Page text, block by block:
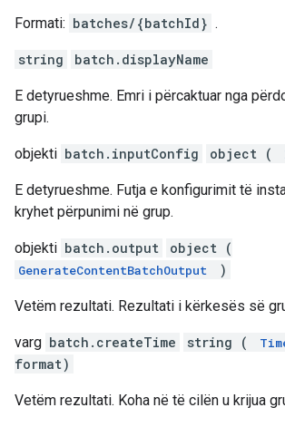
Formati: batches/{batchId} .
string batch.displayName
E detyrueshme. Emri i përcaktuar nga
grupi.
objekti batch.inputConfig object (
E detyrueshme. Futja e konfigurimit të
kryhet përpunimi në grup.
objekti batch.output object (
GenerateContentBatchOutput )
Vetëm rezultati. Rezultati i kërkesës së
varg batch.createTime string (
format)
Vetëm rezultati. Koha në të cilën u krijua